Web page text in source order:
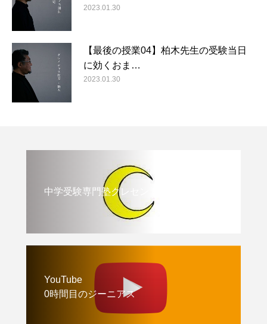
2023.01.30
【最後の授業04】柏木先生の受験当日
に効くおま…
2023.01.30
中学受験専門塾クレセント
YouTube
0時間目のジーニアス